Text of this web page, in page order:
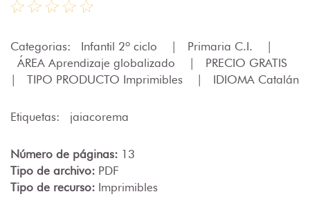
Categorias: Infantil 2º ciclo | Primaria C.I.
|
ÁREA Aprendizaje globalizado
|
PRECIO GRATIS
|
TIPO PRODUCTO Imprimibles | IDIOMA Catalán
Etiquetas: jaiacorema
Número de páginas: 13
Tipo de archivo: PDF
Tipo de recurso: Imprimibles